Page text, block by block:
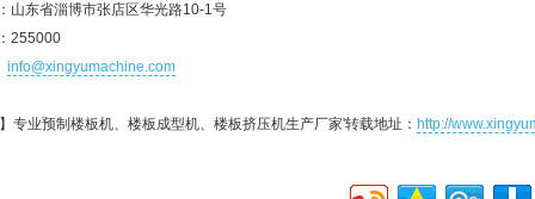
山东省淄博市张店区华光路10-1号
255000
info@xingyumachine.com
专业预制楼板机、楼板成型机、楼板挤压机生产厂家'转载地址： http://